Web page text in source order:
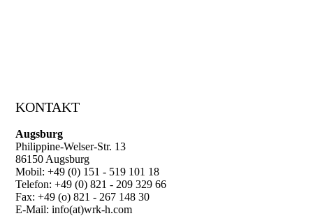
KONTAKT
Augsburg
Philippine-Welser-Str. 13
86150 Augsburg
Mobil: +49 (0) 151 - 519 101 18
Telefon: +49 (0) 821 - 209 329 66
Fax: +49 (o) 821 - 267 148 30
E-Mail: info(at)wrk-h.com